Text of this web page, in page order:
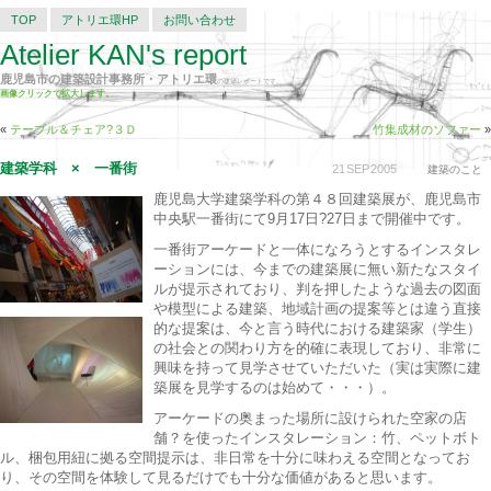
TOP アトリエ環HP お問い合わせ
Atelier KAN's report
鹿児島市の建築設計事務所・アトリエ環の建築レポートです。
画像クリックで拡大します。
« テーブル＆チェア?３Ｄ 竹集成材のソファー »
21 SEP2005 建築のこと
建築学科 × 一番街
鹿児島大学建築学科の第４８回建築展が、鹿児島市
中央駅一番街にて9月17日?27日まで開催中です。
一番街アーケードと一体になろうとするインスタレ
ーションには、今までの建築展に無い新たなスタイ
ルが提示されており、判を押したような過去の図面
や模型による建築、地域計画の提案等とは違う直接
的な提案は、今と言う時代における建築家（学生）
の社会との関わり方を的確に表現しており、非常に
興味を持って見学させていただいた（実は実際に建
築展を見学するのは始めて・・・）。
アーケードの奥まった場所に設けられた空家の店
舗？を使ったインスタレーション：竹、ペットボト
ル、梱包用紐に拠る空間提示は、非日常を十分に味わえる空間となってお
り、その空間を体験して見るだけでも十分な価値があると思います。